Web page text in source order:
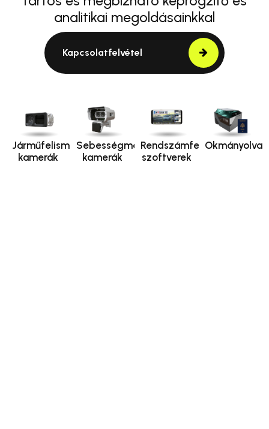
analitikai megoldásainkkal
Kapcsolatfelvétel
Járműfelismerő
kamerák
Sebességmérő
kamerák
Rendszámfelismerő
szoftverek